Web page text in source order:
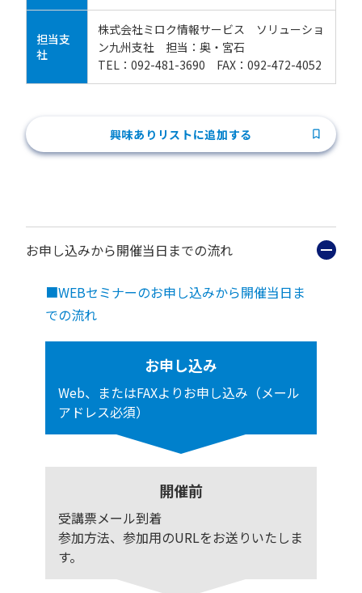
担当支
社
株式会社ミロク情報サービス ソリューショ
ン九州支社 担当：奥・宮石
TEL：092-481-3690 FAX：092-472-4052
興味ありリストに追加する
お申し込みから開催当日までの流れ
■WEBセミナーのお申し込みから開催当日ま
での流れ
お申し込み
Web、またはFAXよりお申し込み（メール
アドレス必須）
開催前
受講票メール到着
参加方法、参加用のURLをお送りいたしま
す。